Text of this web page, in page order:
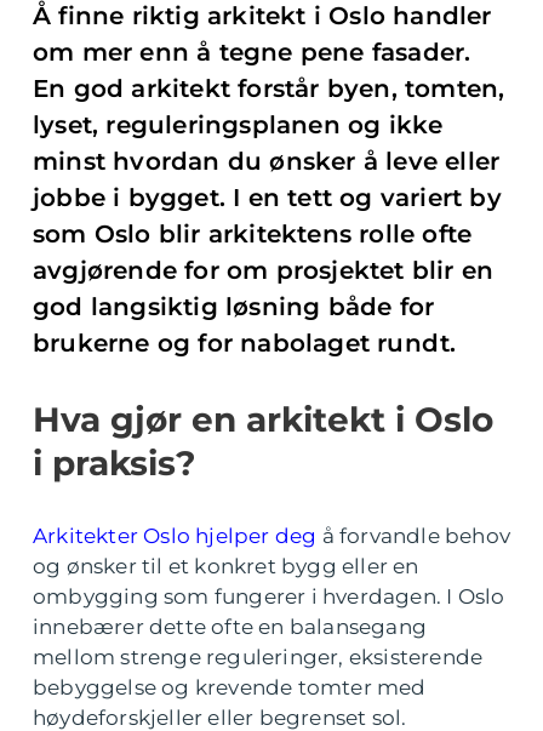
Å finne riktig arkitekt i Oslo handler
om mer enn å tegne pene fasader.
En god arkitekt forstår byen, tomten,
lyset, reguleringsplanen og ikke
minst hvordan du ønsker å leve eller
jobbe i bygget. I en tett og variert by
som Oslo blir arkitektens rolle ofte
avgjørende for om prosjektet blir en
god langsiktig løsning både for
brukerne og for nabolaget rundt.
Hva gjør en arkitekt i Oslo
i praksis?
Arkitekter Oslo hjelper deg å forvandle behov
og ønsker til et konkret bygg eller en
ombygging som fungerer i hverdagen. I Oslo
innebærer dette ofte en balansegang
mellom strenge reguleringer, eksisterende
bebyggelse og krevende tomter med
høydeforskjeller eller begrenset sol.